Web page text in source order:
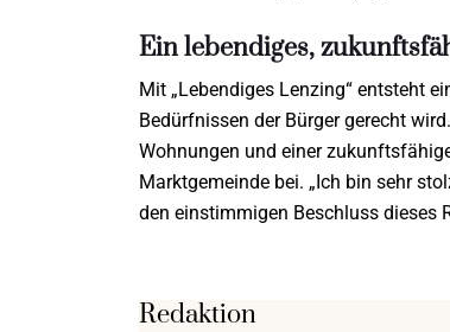
Ein lebendiges,
Mit „Lebendiges Lenzing“ entsteht
Bedürfnissen der Bürger gerecht
Wohnungen und einer
Marktgemeinde bei. „Ich bin sehr
den einstimmigen Beschluss dieses
Redaktion